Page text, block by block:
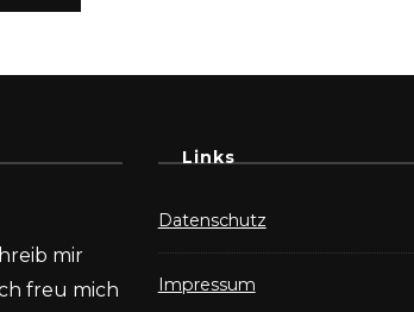
mir
freu mich
Links
Datenschutz
Impressum